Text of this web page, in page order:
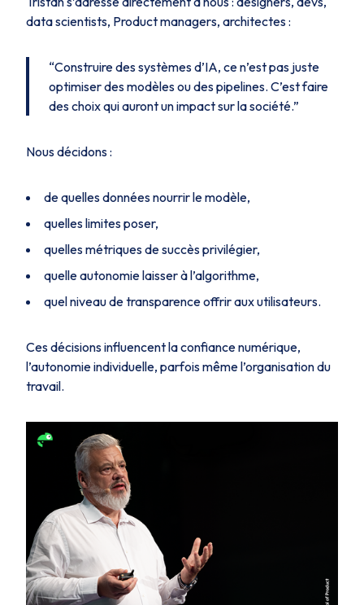
data scientists, Product managers, architectes :
“Construire des systèmes d’IA, ce n’est pas juste
optimiser des modèles ou des pipelines. C’est faire
des choix qui auront un impact sur la société.”
Nous décidons :
de quelles données nourrir le modèle,
quelles limites poser,
quelles métriques de succès privilégier,
quelle autonomie laisser à l’algorithme,
quel niveau de transparence offrir aux utilisateurs.
Ces décisions influencent la confiance numérique,
l’autonomie individuelle, parfois même l’organisation du
travail.